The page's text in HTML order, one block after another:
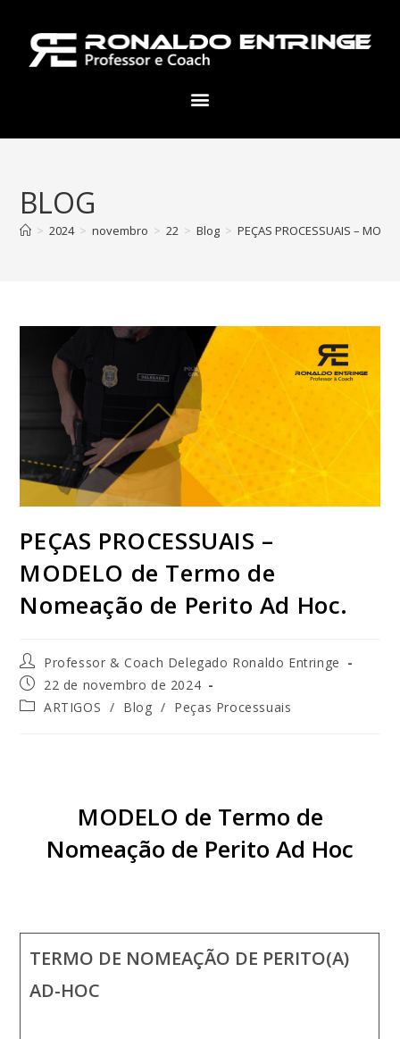
BLOG
> 2024 > novembro > 22 > Blog > PEÇAS PROCESSUAIS –
PEÇAS PROCESSUAIS –
MODELO de Termo de
Nomeação de Perito Ad Hoc.
Professor & Coach Delegado Ronaldo Entringe
22 de novembro de 2024
ARTIGOS / Blog / Peças Processuais
MODELO de Termo de
Nomeação de Perito Ad Hoc
TERMO DE NOMEAÇÃO DE PERITO(A)
AD-HOC